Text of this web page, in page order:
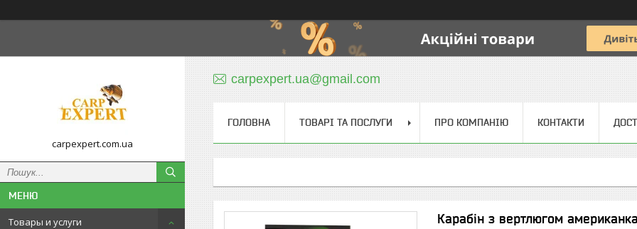
carpexpert.com.ua
Товары и услуги
carpexpert.ua@gmail.com
ГОЛОВНА ТОВАРІ ТА ПОСЛУГИ ПРО КОМПАНІЮ КОНТАКТИ
Карабін з вертлюгом